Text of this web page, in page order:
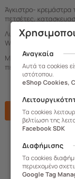
Άγκιστρο- κρεμάστρα
πετσέτες,
Λιτή σχεδίαση που
WC.
Μπορεί να
περιλαμβάνονται
Αναγκαία
Αυτά τα cookies
ιστότοπου.
eShop Cookies,
Τα cookies
βελτίωση της
Facebook SDK
Διαφήμισης
Τα cookies
περιεχομένο
Google Tag